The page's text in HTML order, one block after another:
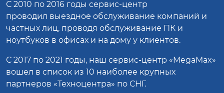
С 2010 по 2016 годы сервис-центр
проводил выездное обслуживание компаний и
частных лиц, проводя обслуживание ПК и
ноутбуков в офисах и на дому у клиентов.
С 2017 по 2021 годы, наш сервис-центр «MegaMax»
вошел в список из 10 наиболее крупных
партнеров «Техноцентра» по СНГ.